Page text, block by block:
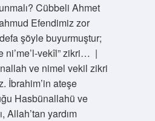
Cübbeli Ahmet
Efendimiz zor
şöyle buyurmuştur;
ni’me’l-vekîl” zikri… ‎ |
ve nimel vekil zikri
İbrahim’in ateşe
Hasbünallahü ve
Allah’tan yardım